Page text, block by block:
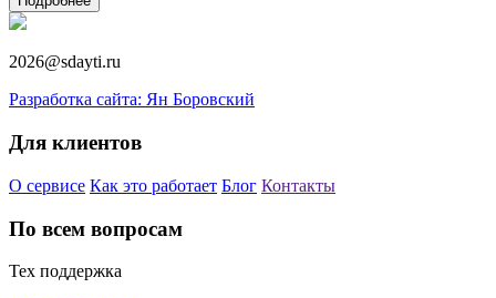
2026@sdayti.ru
Разработка сайта: Ян Боровский
Для клиентов
О сервисе Как это работает Блог Контакты
По всем вопросам
Тех поддержка